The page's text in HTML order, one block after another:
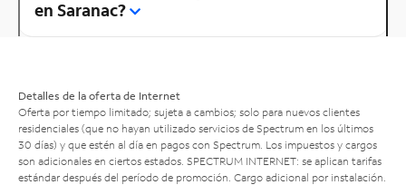
en Saranac?
Detalles de la oferta de Internet
Oferta por tiempo limitado; sujeta a cambios; solo para nuevos clientes
residenciales (que no hayan utilizado servicios de Spectrum en los últimos
30 días) y que estén al día en pagos con Spectrum. Los impuestos y cargos
son adicionales en ciertos estados. SPECTRUM INTERNET: se aplican tarifas
estándar después del período de promoción. Cargo adicional por instalación.